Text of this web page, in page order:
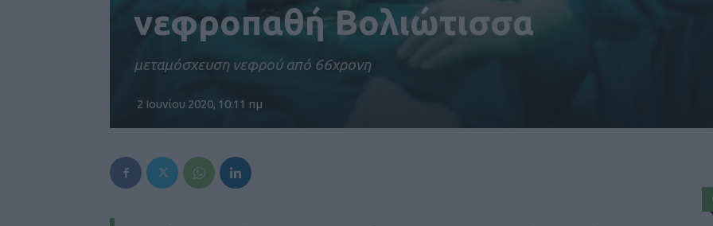
νεφροπαθή Βολιώτισσα
μεταμόσχευση νεφρού από 66χρονη
2 Ιουνίου 2020, 10:11 πμ